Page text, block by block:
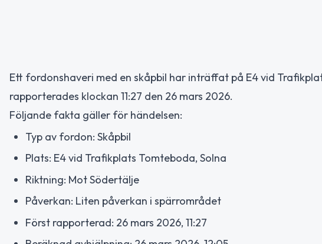
Ett fordonshaveri med en skåpbil har inträffat på E4 vid
rapporterades klockan 11:27 den 26 mars 2026.
Följande fakta gäller för händelsen:
Typ av fordon: Skåpbil
Plats: E4 vid Trafikplats Tomteboda, Solna
Riktning: Mot Södertälje
Påverkan: Liten påverkan i spärrområdet
Först rapporterad: 26 mars 2026, 11:27